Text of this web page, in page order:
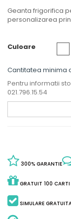
Geanta frigorifica
personalizarea
Culoare
Cantitatea minima
Pentru informatii
021.796.15.54
300% GARANTIE
GRATUIT 100 CARTI
SIMULARE